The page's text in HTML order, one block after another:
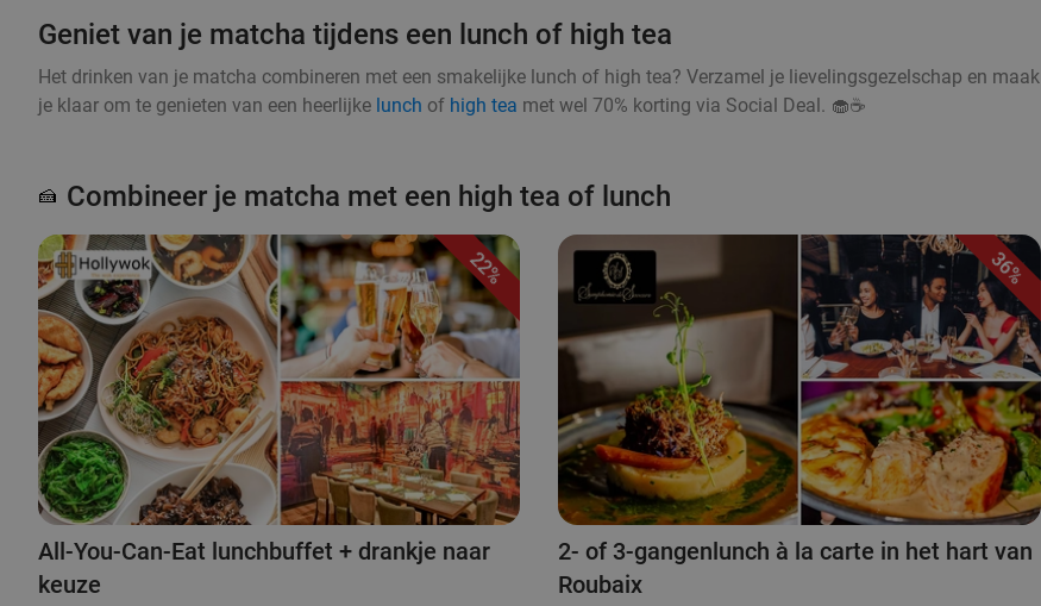
Geniet van je matcha tijdens een lunch of high tea
Het drinken van je matcha combineren met een smakelijke lunch of high tea? Verzamel je lievelingsgezelschap en maak
je klaar om te genieten van een heerlijke lunch of high tea met wel 70% korting via Social Deal. 🧁☕
🍰 Combineer je matcha met een high tea of lunch
22%
All-You-Can-Eat lunchbuffet + drankje naar
keuze
36%
2- of 3-gangenlunch à la carte in het hart van
Roubaix